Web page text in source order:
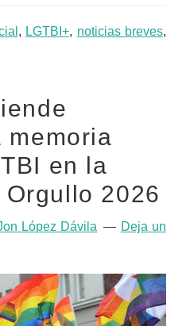
, LGTBI+, noticias breves,
memoria
en la
2026
López Dávila
Deja un